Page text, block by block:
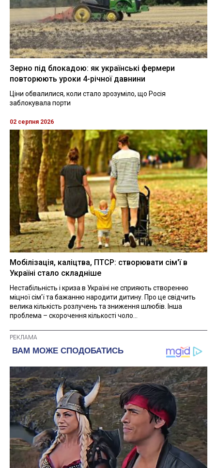
Зерно під блокадою: як українські фермери
повторюють уроки 4-річної давнини
Ціни обвалилися, коли стало зрозуміло, що Росія
заблокувала порти
02 серпня 2026
Мобілізація, каліцтва, ПТСР: створювати сім'ї в
Україні стало складніше
Нестабільність і криза в Україні не сприяють створенню
міцної сім'ї та бажанню народити дитину. Про це свідчить
велика кількість розлучень та зниження шлюбів. Інша
проблема – скорочення кількості чоло...